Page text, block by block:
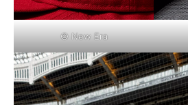
© New Era